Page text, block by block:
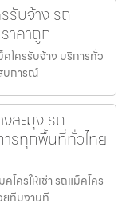
รับจ้าง รถ
าคาถูก
คโครรับจ้าง บริการทั่ว
บการณ์
ละมุง รถ
ารทุกพื้นที่ทั่วไทย
โครให้เช่า รถแม็คโคร
ยทีมงานที